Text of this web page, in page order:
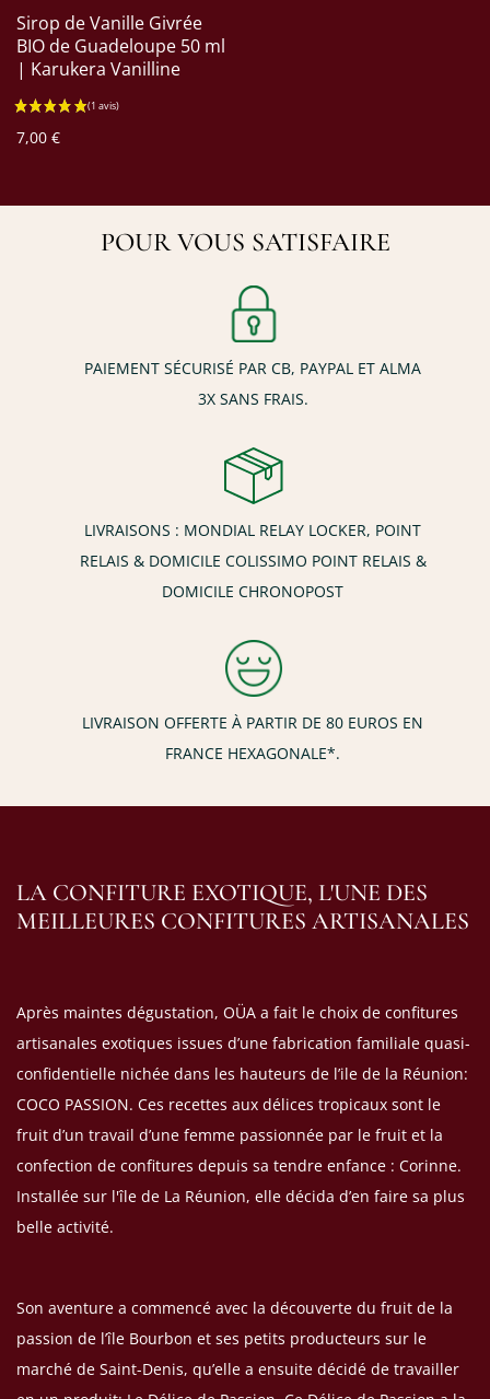
Sirop de Vanille Givrée
BIO de Guadeloupe 50 ml
| Karukera Vanilline
7,00 €
POUR VOUS SATISFAIRE
PAIEMENT SÉCURISÉ PAR CB, PAYPAL ET ALMA
3X SANS FRAIS.
LIVRAISONS : MONDIAL RELAY LOCKER, POINT
RELAIS & DOMICILE COLISSIMO POINT RELAIS &
DOMICILE CHRONOPOST
LIVRAISON OFFERTE À PARTIR DE 80 EUROS EN
FRANCE HEXAGONALE*.
LA CONFITURE EXOTIQUE, L'UNE DES
MEILLEURES CONFITURES ARTISANALES
Après maintes dégustation, OÜA a fait le choix de confitures
artisanales exotiques issues d’une fabrication familiale quasi-
confidentielle nichée dans les hauteurs de l’ile de la Réunion:
COCO PASSION. Ces recettes aux délices tropicaux sont le
fruit d’un travail d’une femme passionnée par le fruit et la
confection de confitures depuis sa tendre enfance : Corinne.
Installée sur l'île de La Réunion, elle décida d’en faire sa plus
belle activité.
Son aventure a commencé avec la découverte du fruit de la
passion de l’île Bourbon et ses petits producteurs sur le
marché de Saint-Denis, qu’elle a ensuite décidé de travailler